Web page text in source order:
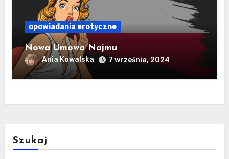
opowiadania erotyczne
Nowa Umowa Najmu
Ania Kowalska 7 września, 2024
Szukaj